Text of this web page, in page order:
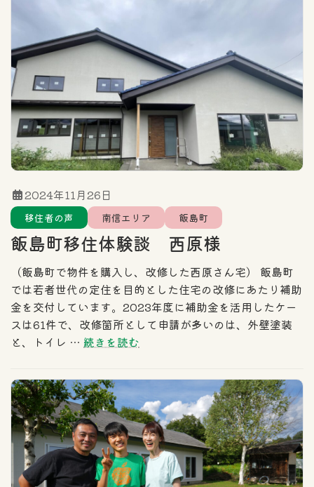
移住者の声 南信エリア 飯島町
飯島町移住体験談 西原様
2024年11月26日
（飯島町で物件を購入し、改修した西原さん宅） 飯島町
では若者世代の定住を目的とした住宅の改修にあたり補助
金を交付しています。2023年度に補助金を活用したケー
スは61件で、改修箇所として申請が多いのは、外壁塗装
と、トイレ … 続きを読む